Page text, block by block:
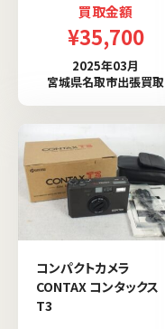
買取金額
¥35,700
2025年03月
宮城県名取市出張買取
コンパクトカメラ
CONTAX コンタックス
T3